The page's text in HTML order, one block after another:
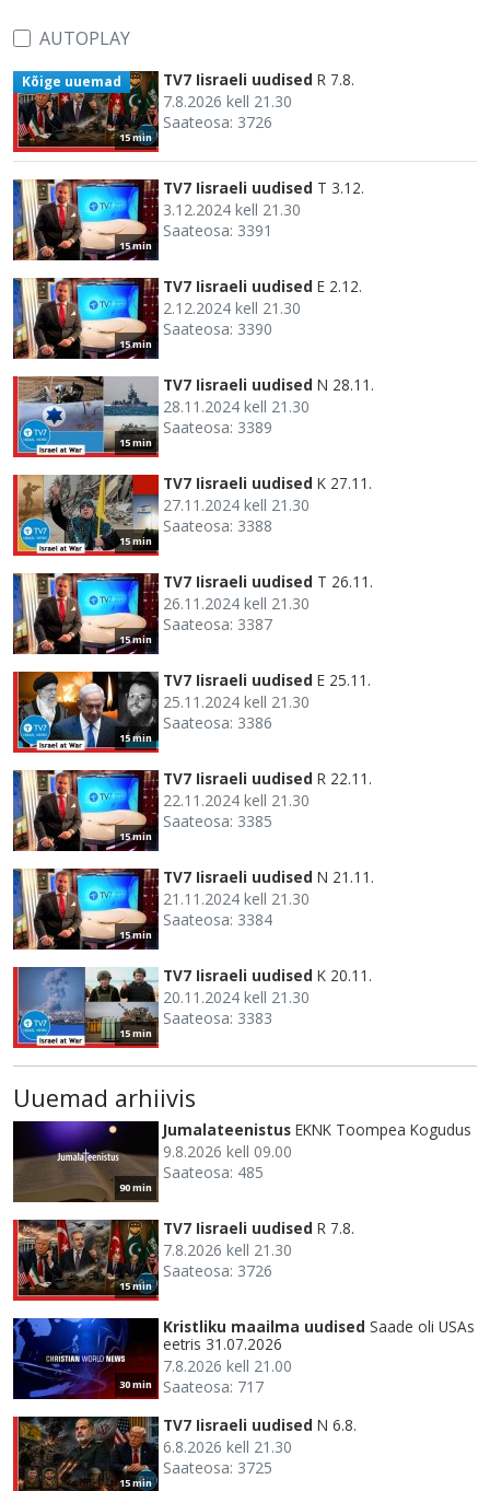
AUTOPLAY
15 min
Kõige uuemad TV7 Iisraeli uudised R 7.8.
7.8.2026 kell 21.30
Saateosa: 3726
15 min
TV7 Iisraeli uudised T 3.12.
3.12.2024 kell 21.30
Saateosa: 3391
15 min
TV7 Iisraeli uudised E 2.12.
2.12.2024 kell 21.30
Saateosa: 3390
15 min
TV7 Iisraeli uudised N 28.11.
28.11.2024 kell 21.30
Saateosa: 3389
15 min
TV7 Iisraeli uudised K 27.11.
27.11.2024 kell 21.30
Saateosa: 3388
15 min
TV7 Iisraeli uudised T 26.11.
26.11.2024 kell 21.30
Saateosa: 3387
15 min
TV7 Iisraeli uudised E 25.11.
25.11.2024 kell 21.30
Saateosa: 3386
15 min
TV7 Iisraeli uudised R 22.11.
22.11.2024 kell 21.30
Saateosa: 3385
15 min
TV7 Iisraeli uudised N 21.11.
21.11.2024 kell 21.30
Saateosa: 3384
15 min
TV7 Iisraeli uudised K 20.11.
20.11.2024 kell 21.30
Saateosa: 3383
Uuemad arhiivis
90 min
Jumalateenistus EKNK Toompea Kogudus
9.8.2026 kell 09.00
Saateosa: 485
15 min
TV7 Iisraeli uudised R 7.8.
7.8.2026 kell 21.30
Saateosa: 3726
30 min
Kristliku maailma uudised Saade oli USAs
eetris 31.07.2026
7.8.2026 kell 21.00
Saateosa: 717
15 min
TV7 Iisraeli uudised N 6.8.
6.8.2026 kell 21.30
Saateosa: 3725